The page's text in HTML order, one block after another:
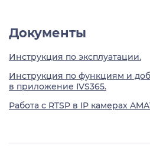
Документы
Инструкция по эксплуатации.
Инструкция по функциям и
в приложение IVS365.
Работа с RTSP в IP камерах